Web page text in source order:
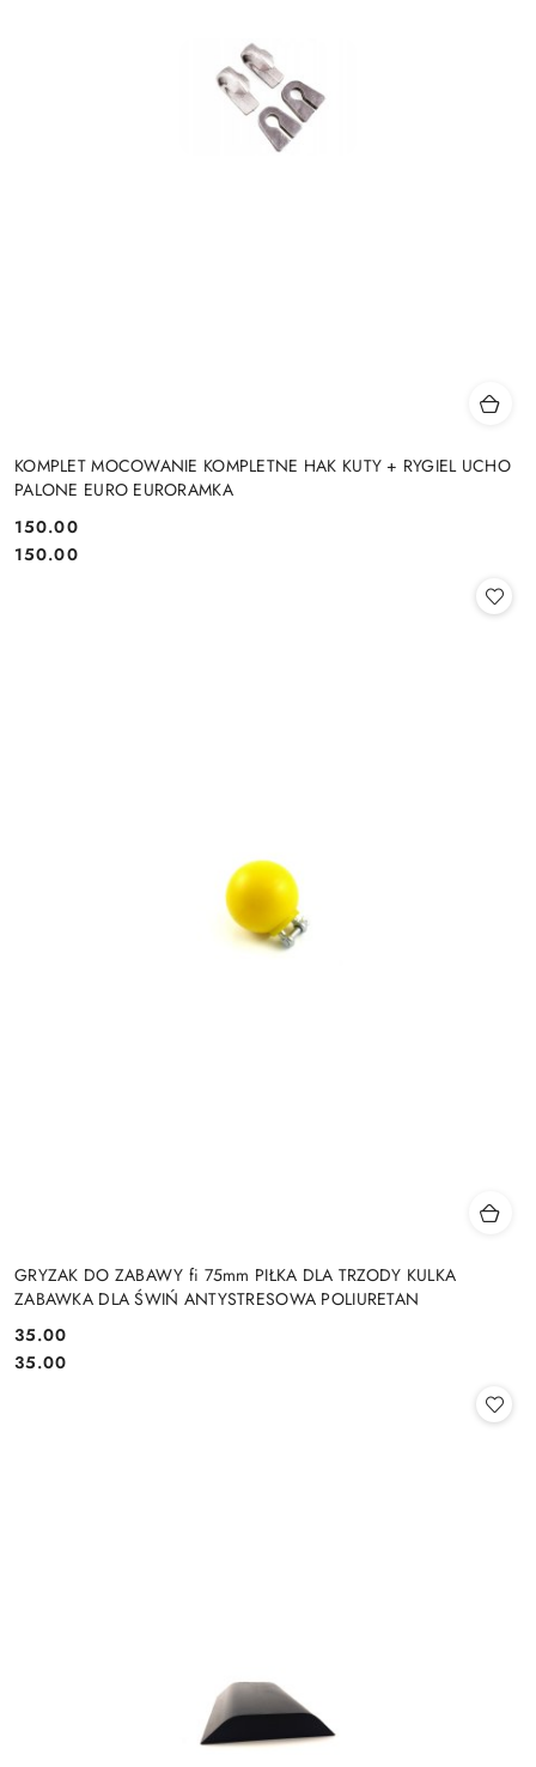
KOMPLET MOCOWANIE KOMPLETNE HAK KUTY + RYGIEL UCHO
PALONE EURO EURORAMKA
Cena:
150.00
Cena:
150.00
GRYZAK DO ZABAWY fi 75mm PIŁKA DLA TRZODY KULKA
ZABAWKA DLA ŚWIŃ ANTYSTRESOWA POLIURETAN
Cena:
35.00
Cena:
35.00